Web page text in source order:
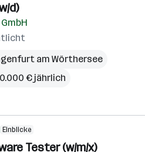
d)
am Wörthersee
€ jährlich
Einblicke
Tester (w/m/x)